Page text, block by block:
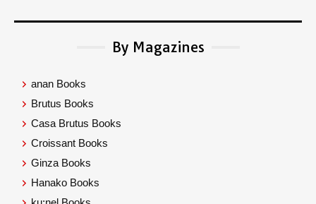
By Magazines
anan Books
Brutus Books
Casa Brutus Books
Croissant Books
Ginza Books
Hanako Books